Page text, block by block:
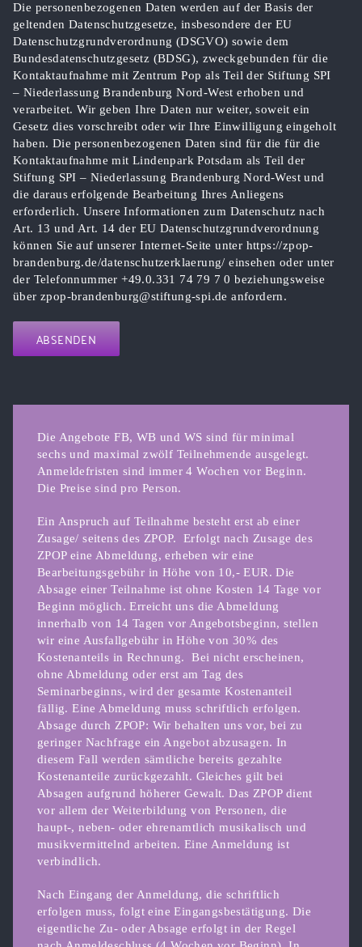
Die personenbezogenen Daten werden auf der Basis der
geltenden Datenschutzgesetze, insbesondere der EU
Datenschutzgrundverordnung (DSGVO) sowie dem
Bundesdatenschutzgesetz (BDSG), zweckgebunden für die
Kontaktaufnahme mit Zentrum Pop als Teil der Stiftung SPI
– Niederlassung Brandenburg Nord-West erhoben und
verarbeitet. Wir geben Ihre Daten nur weiter, soweit ein
Gesetz dies vorschreibt oder wir Ihre Einwilligung eingeholt
haben. Die personenbezogenen Daten sind für die für die
Kontaktaufnahme mit Lindenpark Potsdam als Teil der
Stiftung SPI – Niederlassung Brandenburg Nord-West und
die daraus erfolgende Bearbeitung Ihres Anliegens
erforderlich. Unsere Informationen zum Datenschutz nach
Art. 13 und Art. 14 der EU Datenschutzgrundverordnung
können Sie auf unserer Internet-Seite unter https://zpop-
brandenburg.de/datenschutzerklaerung/ einsehen oder unter
der Telefonnummer +49.0.331 74 79 7 0 beziehungsweise
über zpop-brandenburg@stiftung-spi.de anfordern.
Die Angebote FB, WB und WS sind für minimal
sechs und maximal zwölf Teilnehmende ausgelegt.
Anmeldefristen sind immer 4 Wochen vor Beginn.
Die Preise sind pro Person.
Ein Anspruch auf Teilnahme besteht erst ab einer
Zusage/ seitens des ZPOP.
Erfolgt nach Zusage des
ZPOP eine Abmeldung, erheben wir eine
Bearbeitungsgebühr in Höhe von 10,- EUR. Die
Absage einer Teilnahme ist ohne Kosten 14 Tage vor
Beginn möglich. Erreicht uns die Abmeldung
innerhalb von 14 Tagen vor Angebotsbeginn, stellen
wir eine Ausfallgebühr in Höhe von 30% des
Kostenanteils in Rechnung.
Bei nicht erscheinen,
ohne Abmeldung oder erst am Tag des
Seminarbeginns, wird der gesamte Kostenanteil
fällig. Eine Abmeldung muss schriftlich erfolgen.
Absage durch ZPOP: Wir behalten uns vor, bei zu
geringer Nachfrage ein Angebot abzusagen. In
diesem Fall werden sämtliche bereits gezahlte
Kostenanteile zurückgezahlt. Gleiches gilt bei
Absagen aufgrund höherer Gewalt. Das ZPOP dient
vor allem der Weiterbildung von Personen, die
haupt-, neben- oder ehrenamtlich musikalisch und
musikvermittelnd arbeiten. Eine Anmeldung ist
verbindlich.
Nach Eingang der Anmeldung, die schriftlich
erfolgen muss, folgt eine Eingangsbestätigung. Die
eigentliche Zu- oder Absage erfolgt in der Regel